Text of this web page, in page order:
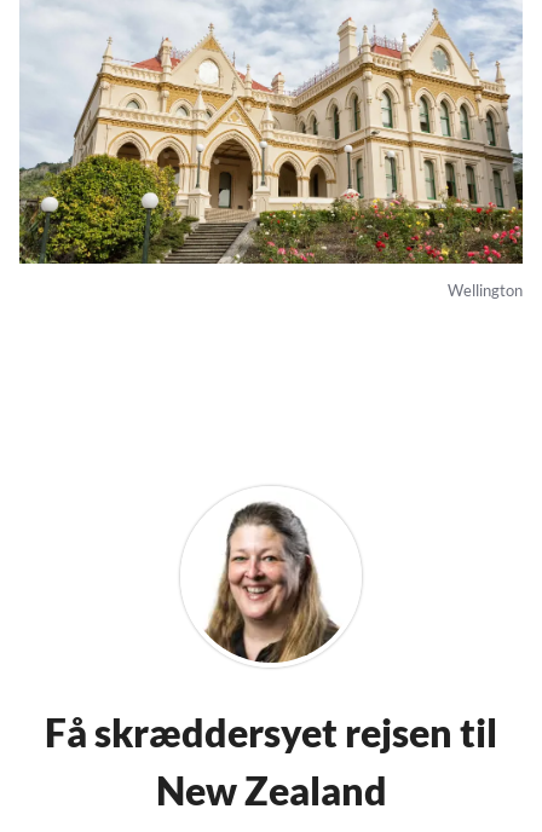
Wellington
Få skræddersyet rejsen til
New Zealand